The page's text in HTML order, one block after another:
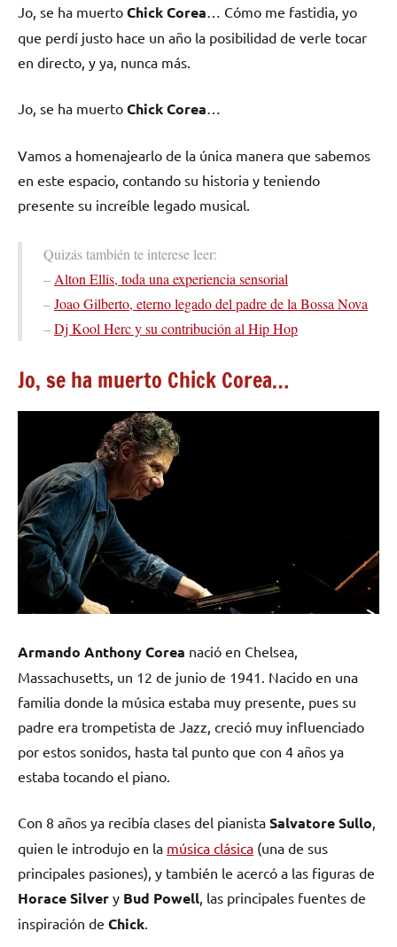
Jo, se ha muerto Chick Corea … Cómo me fastidia, yo
que perdí justo hace un año la posibilidad de verle tocar
en directo, y ya, nunca más.
Jo, se ha muerto Chick Corea
Vamos a homenajearlo de la única manera que sabemos
en este espacio, contando su historia y teniendo
presente su increíble legado musical.
Quizás también te interese leer:
– Alton Ellis, toda una experiencia sensorial
–Joao Gilberto, eterno legado del padre de la Bossa Nova
–Dj Kool Herc y su contribución al Hip Hop
Jo, se ha muerto Chick Corea…
Armando Anthony Corea nació en Chelsea,
Massachusetts, un 12 de junio de 1941. Nacido en una
familia donde la música estaba muy presente, pues su
padre era trompetista de Jazz, creció muy influenciado
por estos sonidos, hasta tal punto que con 4 años ya
estaba tocando el piano.
Con 8 años ya recibía clases del pianista Salvatore Sullo
quien le introdujo en la música clásica (una de sus
principales pasiones), y también le acercó a las figuras de
Horace Silver y Bud Powell , las principales fuentes de
inspiración de Chick